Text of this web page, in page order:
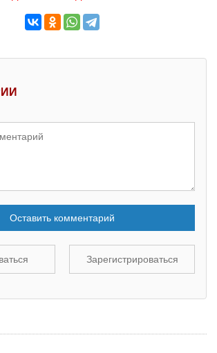
Оставить комментарий
Зарегистрироваться